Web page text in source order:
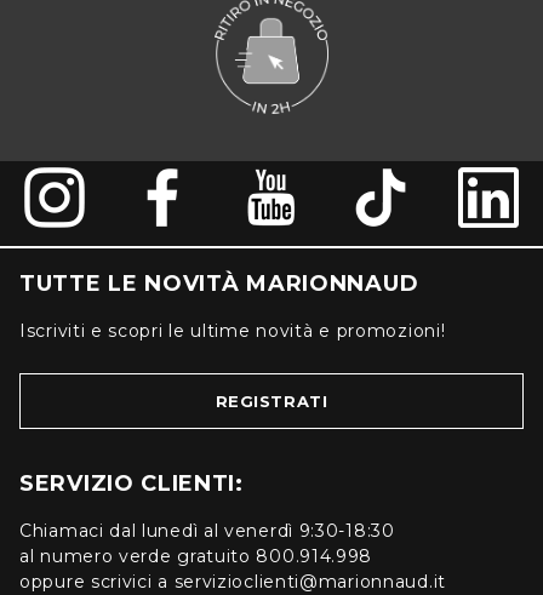
TUTTE LE NOVITÀ MARIONNAUD
Iscriviti e scopri le ultime novità e promozioni!
REGISTRATI
SERVIZIO CLIENTI:
Chiamaci dal lunedì al venerdì 9:30-18:30
al numero verde gratuito 800.914.998
oppure scrivici a servizioclienti@marionnaud.it